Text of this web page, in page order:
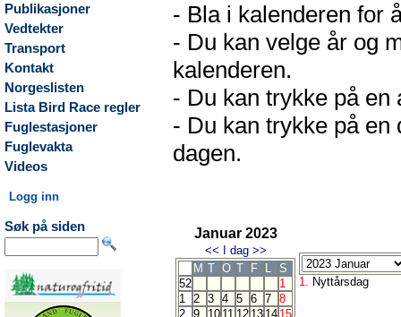
Publikasjoner
Vedtekter
Transport
Kontakt
Norgeslisten
Lista Bird Race regler
Fuglestasjoner
Fuglevakta
Videos
Logg inn
Søk på siden
- Bla i kalenderen for
- Du kan velge år og
kalenderen.
- Du kan trykke på en
- Du kan trykke på en
dagen.
Januar 2023
<< I dag >>
M T O T F L
S
52
1
1 2 3 4 5 6 7 8
2 9 10 11 12 13 14 15
1. Nyttårsdag